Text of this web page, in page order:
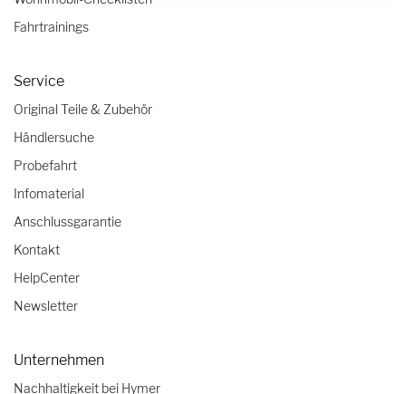
Fahrtrainings
Service
Original Teile & Zubehör
Händlersuche
Probefahrt
Infomaterial
Anschlussgarantie
Kontakt
HelpCenter
Newsletter
Unternehmen
Nachhaltigkeit bei Hymer